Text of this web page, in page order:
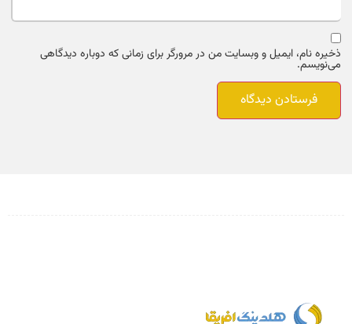
ذخیره نام، ایمیل و وبسایت من در مرورگر برای زمانی که دوباره دیدگاهی
می‌نویسم.